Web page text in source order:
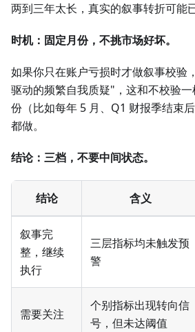
两到三年太长，真实的叙事转折可能
时机：固定月份，不挑市场好坏。
如果你只在账户亏损时才做叙事校验
驱动的频繁自我质疑"，这和不校验
份（比如每年 5 月、Q1 财报季结束
都做。
结论：三档，不要中间状态。
结论 含义
叙事完
整，继续
执行
三层指标均未触发预
警
需要关注
个别指标出现转向信
号，但未达阈值